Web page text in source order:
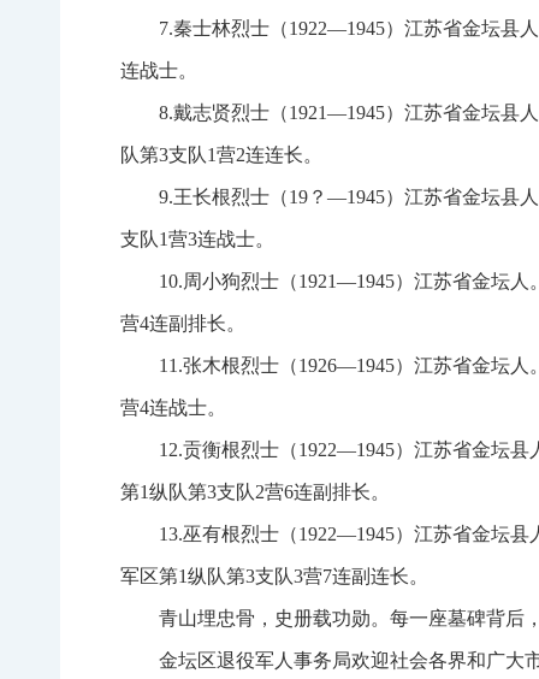
7.秦士林烈士（1922—1945）江苏省金坛县
连战士。
8.戴志贤烈士（1921—1945）江苏省金坛县
队第3支队1营2连连长。
9.王长根烈士（19？—1945）江苏省金坛县
支队1营3连战士。
10.周小狗烈士（1921—1945）江苏省金坛
营4连副排长。
11.张木根烈士（1926—1945）江苏省金坛
营4连战士。
12.贡衡根烈士（1922—1945）江苏省金坛县
第1纵队第3支队2营6连副排长。
13.巫有根烈士（1922—1945）江苏省金坛县
军区第1纵队第3支队3营7连副连长。
青山埋忠骨，史册载功勋。每一座墓碑背后
金坛区退役军人事务局欢迎社会各界和广大